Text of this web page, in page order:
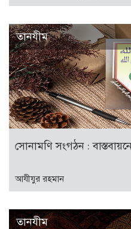
তানযীম
সোনামণি সংগঠন :
আযীযুর রহমান
তানযীম